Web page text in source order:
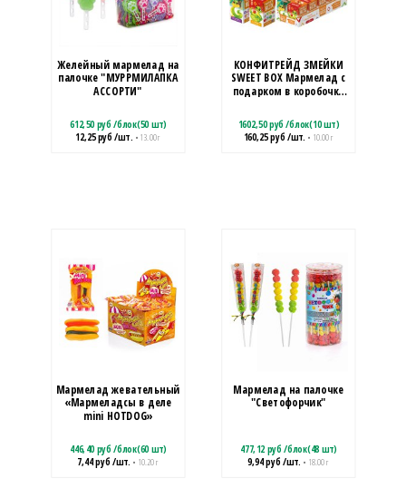
Желейный мармелад на
палочке "МУРРМИЛАПКА
АССОРТИ"
612,50руб /блок(50 шт)
12,25руб /шт. • 13.00 г
КОНФИТРЕЙД ЗМЕЙКИ
SWEET BOX Мармелад с
подарком в коробочке
1602,50руб /блок(10 шт)
160,25руб /шт. • 10.00 г
Мармелад жевательный
«Мармеладсы в деле
mini HOTDOG»
446,40руб /блок(60 шт)
7,44руб /шт. • 10.20 г
Мармелад на палочке
"Светофорчик"
477,12руб /блок(48 шт)
9,94руб /шт. • 18.00 г